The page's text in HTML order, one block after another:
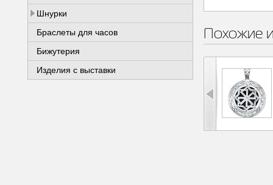
Шнурки
Браслеты для часов
Бижутерия
Изделия с выставки
Похожие